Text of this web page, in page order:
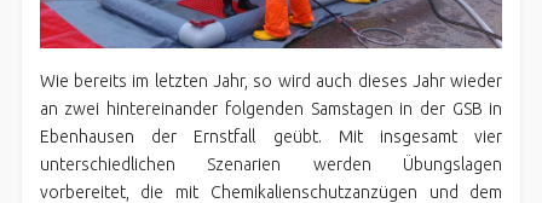
Wie bereits im letzten Jahr, so wird auch dieses Jahr wieder
an zwei hintereinander folgenden Samstagen in der GSB in
Ebenhausen der Ernstfall geübt. Mit insgesamt vier
unterschiedlichen Szenarien werden Übungslagen
vorbereitet, die mit Chemikalienschutzanzügen und dem